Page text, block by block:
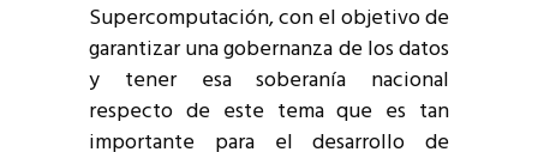
Supercomputación, con el objetivo de
garantizar una gobernanza de los datos
y tener esa soberanía nacional
respecto de este tema que es tan
importante para el desarrollo de